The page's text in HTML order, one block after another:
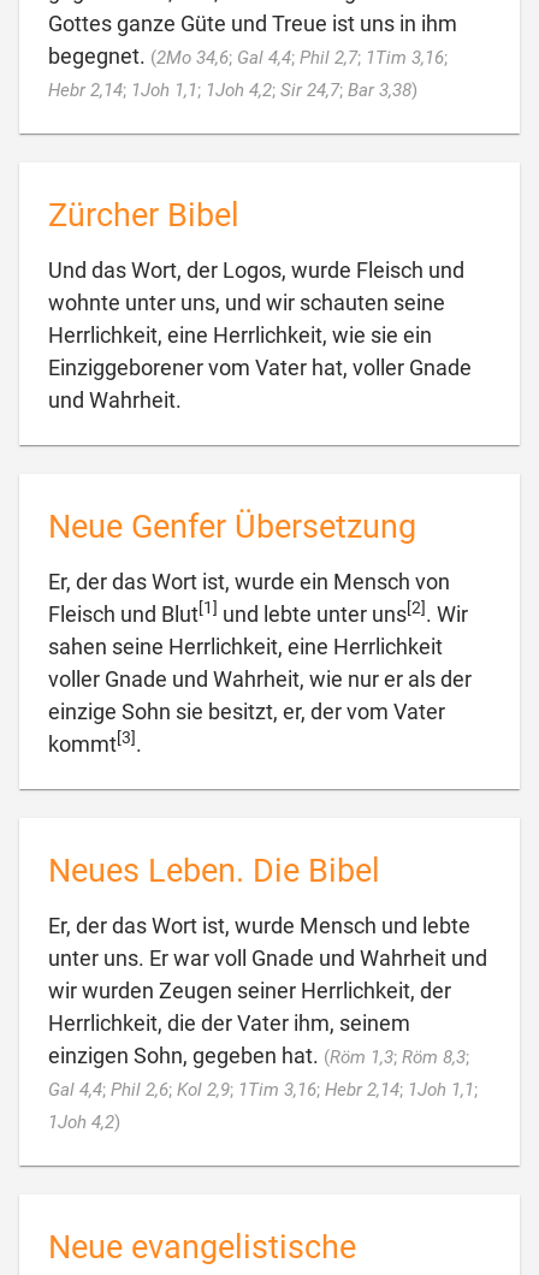
Gottes ganze Güte und Treue ist uns in ihm
begegnet. (2Mo 34,6; Gal 4,4; Phil 2,7; 1Tim 3,16;
Hebr 2,14; 1Joh 1,1; 1Joh 4,2; Sir 24,7; Bar 3,38)
Zürcher Bibel
Und das Wort, der Logos, wurde Fleisch und
wohnte unter uns, und wir schauten seine
Herrlichkeit, eine Herrlichkeit, wie sie ein
Einziggeborener vom Vater hat, voller Gnade
und Wahrheit.
Neue Genfer Übersetzung
Er, der das Wort ist, wurde ein Mensch von
Fleisch und Blut[1] und lebte unter uns[2]. Wir
sahen seine Herrlichkeit, eine Herrlichkeit
voller Gnade und Wahrheit, wie nur er als der
einzige Sohn sie besitzt, er, der vom Vater
kommt[3].
Neues Leben. Die Bibel
Er, der das Wort ist, wurde Mensch und lebte
unter uns. Er war voll Gnade und Wahrheit und
wir wurden Zeugen seiner Herrlichkeit, der
Herrlichkeit, die der Vater ihm, seinem
einzigen Sohn, gegeben hat. (Röm 1,3; Röm 8,3;
Gal 4,4; Phil 2,6; Kol 2,9; 1Tim 3,16; Hebr 2,14; 1Joh 1,1;
1Joh 4,2)
Neue evangelistische